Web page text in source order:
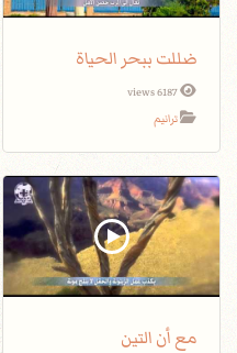
ضللت ببحر الحياة
6187 views
ترانيم
مع أن التين